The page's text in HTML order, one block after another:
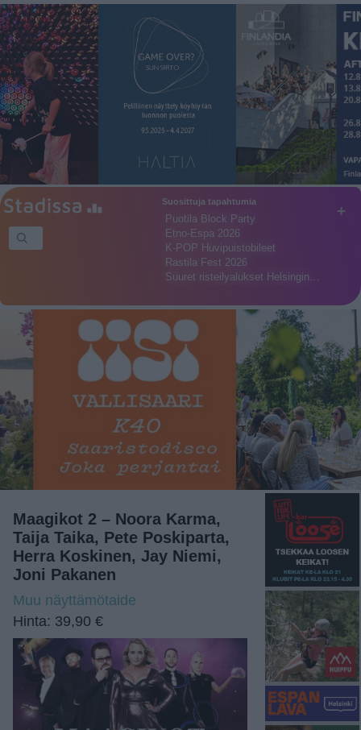
+
Suosittuja tapahtumia
Puotila Block Party
Etno-Espa 2026
K-POP Huvipuistobileet
Rastila Fest 2026
Suuret risteilyalukset Helsingin…
Maagikot 2 – Noora Karma,
Taija Taika, Pete Poskiparta,
Herra Koskinen, Jay Niemi,
Joni Pakanen
Muu näyttämötaide
Hinta: 39,90 €